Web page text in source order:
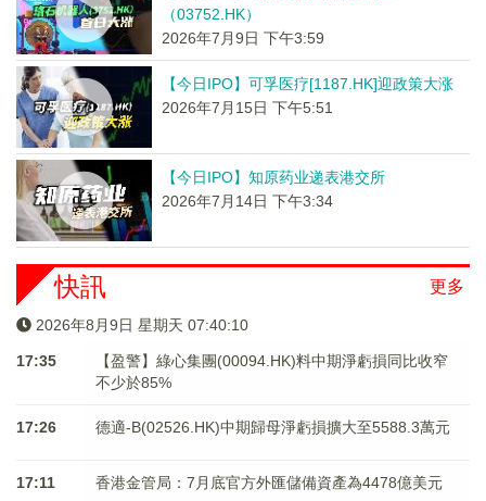
（03752.HK）
2026年7月9日 下午3:59
【今日IPO】可孚医疗[1187.HK]迎政策大涨
2026年7月15日 下午5:51
【今日IPO】知原药业递表港交所
2026年7月14日 下午3:34
更多
快訊
2026年8月9日 星期天 07:40:10
17:35
【盈警】綠心集團(00094.HK)料中期淨虧損同比收窄
不少於85%
17:26 德適-B(02526.HK)中期歸母淨虧損擴大至5588.3萬元
17:11 香港金管局：7月底官方外匯儲備資產為4478億美元